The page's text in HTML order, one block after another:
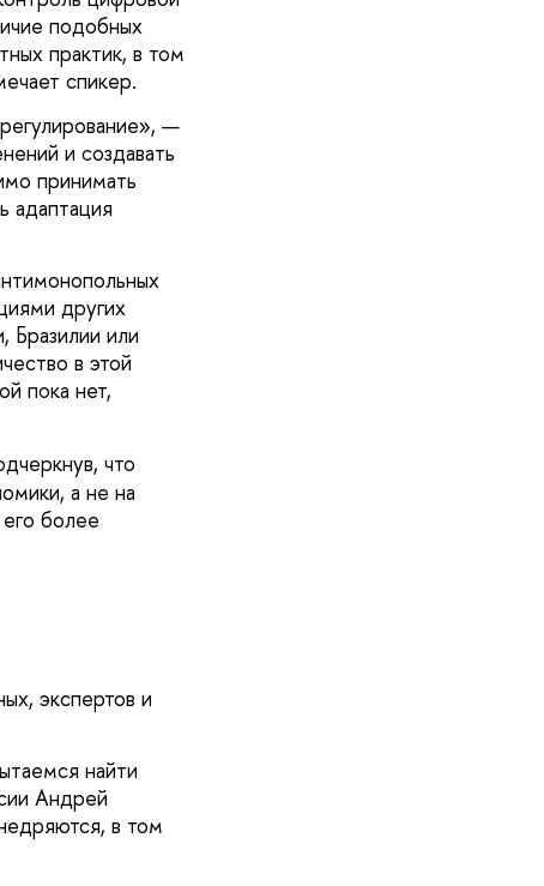
подобных
практик, в том
спикер.
—
и создавать
принимать
адаптация
других
или
в этой
пока нет,
что
а не на
более
экспертов и
найти
Андрей
в том